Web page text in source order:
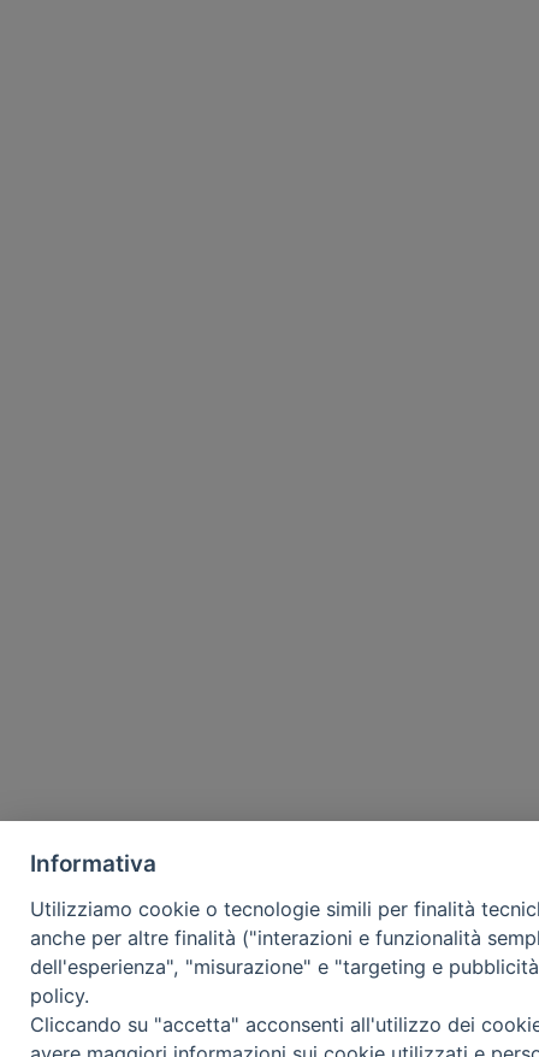
Informativa
Utilizziamo cookie o tecnologie simili per finalità
anche per altre finalità ("interazioni e funzionalità
dell'esperienza", "misurazione" e "targeting e
policy.
Cliccando su "accetta" acconsenti all'utilizzo dei